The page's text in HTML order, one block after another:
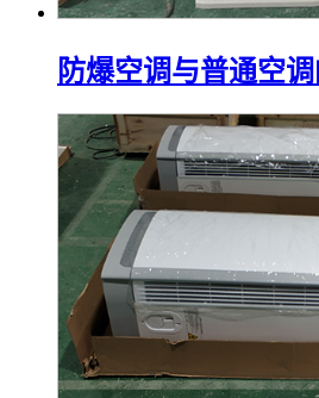
防爆空调与普通空调